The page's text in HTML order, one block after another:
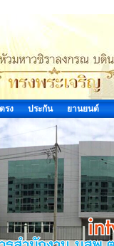
รง ประกัน ยานยนต์